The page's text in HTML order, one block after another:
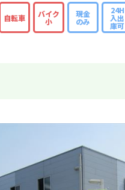
自転車 バイク
小
現金
のみ
24H
入出
庫可